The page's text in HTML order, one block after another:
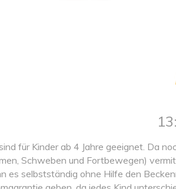
für Kinder ab 4 Jahre geeignet. Da
Schweben und Fortbewegen)
es selbstständig ohne Hilfe den